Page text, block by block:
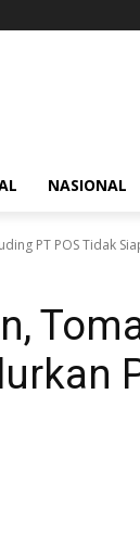
NASIONAL
PT POS Tidak